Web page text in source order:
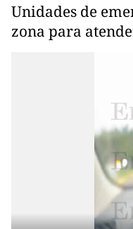
Unidades de
zona para